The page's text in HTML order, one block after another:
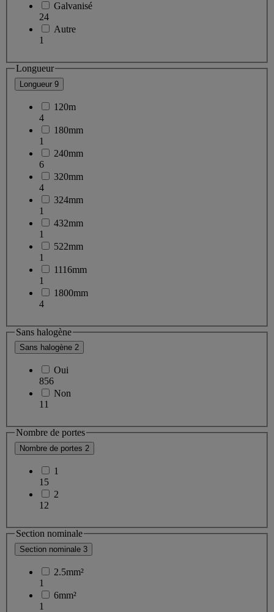
Galvanisé
24
Autre
1
Longueur
Longueur 9
120m
4
180mm
1
240mm
6
320mm
4
324mm
1
432mm
1
522mm
1
1116mm
1
1800mm
4
Sans halogène
Sans halogène 2
Oui
856
Non
11
Nombre de portes
Nombre de portes 2
1
15
2
12
Section nominale
Section nominale 3
2.5mm²
1
6mm²
1